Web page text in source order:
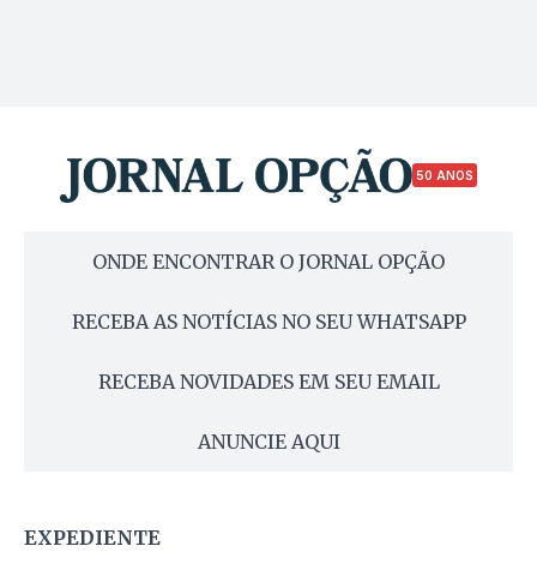
50 ANOS
ONDE ENCONTRAR O JORNAL OPÇÃO
RECEBA AS NOTÍCIAS NO SEU WHATSAPP
RECEBA NOVIDADES EM SEU EMAIL
ANUNCIE AQUI
EXPEDIENTE